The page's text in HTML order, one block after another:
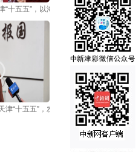
幕
“十五五”，以海洋经济赋能津台融合发展
地
津“十五五”，发挥“侨海”优势助高水平对